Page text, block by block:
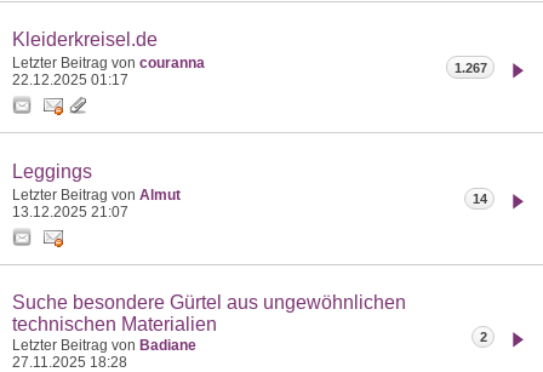
Kleiderkreisel.de
Letzter Beitrag von couranna
22.12.2025 01:17
1.267
Leggings
Letzter Beitrag von Almut
13.12.2025 21:07
14
Suche besondere Gürtel aus ungewöhnlichen
technischen Materialien
Letzter Beitrag von Badiane
27.11.2025 18:28
2